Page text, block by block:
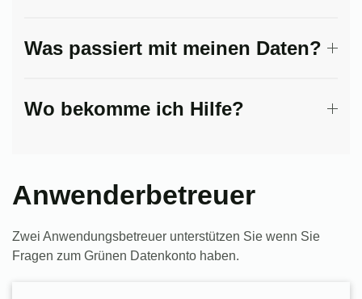
Was passiert mit meinen Daten?
Wo bekomme ich Hilfe?
Anwenderbetreuer
Zwei Anwendungsbetreuer unterstützen Sie wenn Sie
Fragen zum Grünen Datenkonto haben.